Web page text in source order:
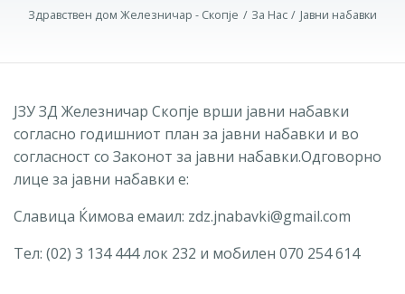
Здравствен дом Железничар - Скопје За Нас Јавни набавки
ЈЗУ ЗД Железничар Скопје врши јавни набавки
согласно годишниот план за јавни набавки и во
согласност со Законот за јавни набавки.Одговорно
лице за јавни набавки е:
Славица Ќимова емаил: zdz.jnabavki@gmail.com
Тел: (02) 3 134 444 лок 232 и мобилен 070 254 614